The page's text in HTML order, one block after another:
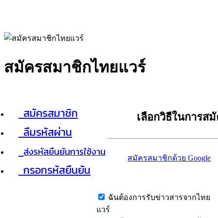
สมัครสมาชิกไทยแวร์
สมัครสมาชิก
ลืมรหัสผ่าน
ส่งรหัสยืนยันการใช้งาน
กรอกรหัสยืนยัน
เลือกวิธีในการส
สมัครสมาชิกด้วย Google
ฉันต้องการรับข่าวสารจากไทย
แวร์